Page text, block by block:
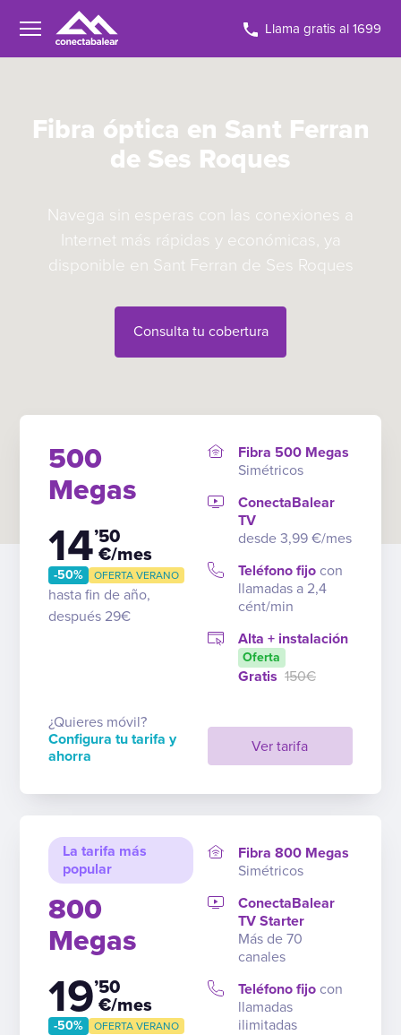
Llama gratis al 1699
Fibra óptica en Sant Ferran
de Ses Roques
Navega sin esperas con las conexiones a
Internet más rápidas y económicas, ya
disponible en Sant Ferran de Ses Roques
Consulta tu cobertura
500
Megas
14’50
€/mes
-50% OFERTA VERANO
hasta fin de año,
después 29€
Ver tarifa
Fibra 500 Megas
Simétricos
ConectaBalear
TV
desde 3,99 €/mes
Teléfono fijo con
llamadas a 2,4
cént/min
Alta + instalación
Oferta
Gratis 150€
¿Quieres móvil?
Configura tu tarifa y
ahorra
La tarifa más
popular
800
Megas
19’50
€/mes
-50% OFERTA VERANO
Fibra 800 Megas
Simétricos
ConectaBalear
TV Starter
Más de 70
canales
Teléfono fijo con
llamadas
ilimitadas